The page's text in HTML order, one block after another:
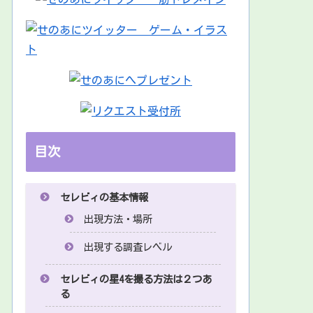
目次
セレビィの基本情報
出現方法・場所
出現する調査レベル
セレビィの星4を撮る方法は２つあ
る